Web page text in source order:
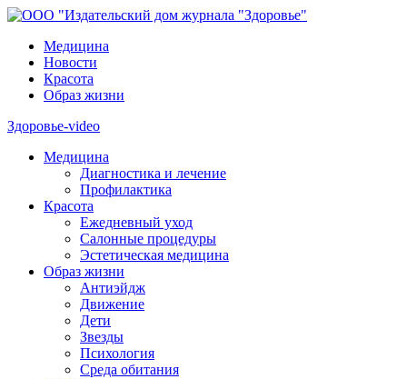
Медицина
Новости
Красота
Образ жизни
Здоровье-video
Медицина
Диагностика и лечение
Профилактика
Красота
Ежедневный уход
Салонные процедуры
Эстетическая медицина
Образ жизни
Антиэйдж
Движение
Дети
Звезды
Психология
Среда обитания